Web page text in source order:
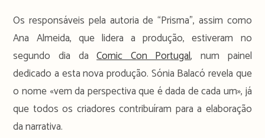
Os responsáveis pela autoria de “Prisma”, assim como
Ana Almeida, que lidera a produção, estiveram no
segundo dia daComic Con Portugal, num painel
dedicado a esta nova produção. Sónia Balacó revela que
o nome «vem da perspectiva que é dada de cada um», já
que todos os criadores contribuíram para a elaboração
da narrativa.